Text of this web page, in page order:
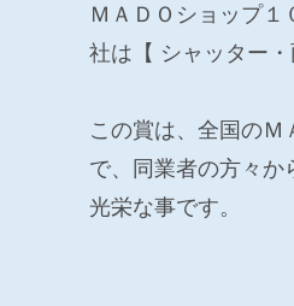
ＭＡＤＯショップ
社は【 シャッター
この賞は、全国の
で、同業者の方々か
光栄な事です。